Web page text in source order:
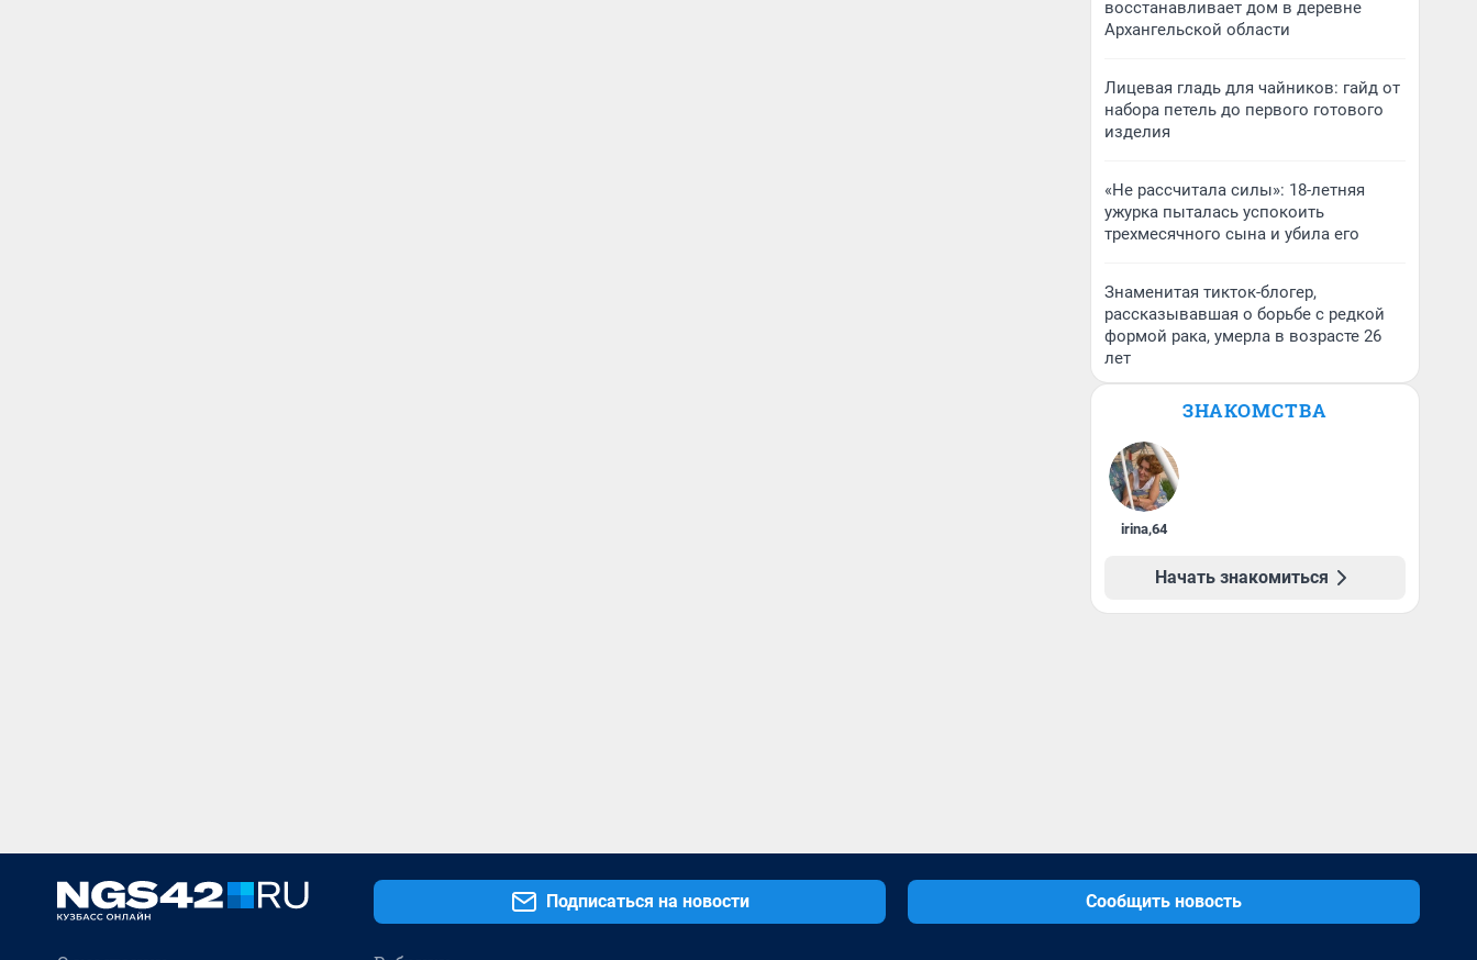
восстанавливает дом в деревне
Архангельской области
Лицевая гладь для чайников: гайд от
набора петель до первого готового
изделия
«Не рассчитала силы»: 18-летняя
ужурка пыталась успокоить
трехмесячного сына и убила его
Знаменитая тикток-блогер,
рассказывавшая о борьбе с редкой
формой рака, умерла в возрасте 26
лет
ЗНАКОМСТВА
irina,64
Начать знакомиться
Подписаться на новости Сообщить новость